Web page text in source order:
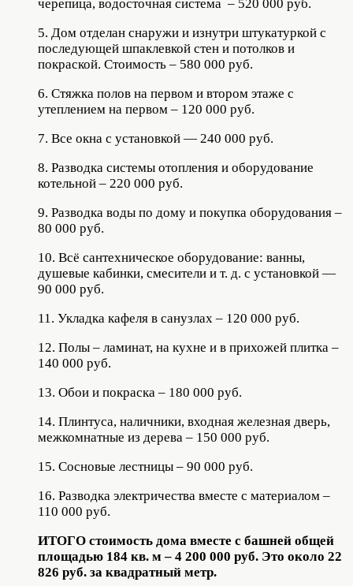
черепица, водосточная система – 520 000 руб.
5. Дом отделан снаружи и изнутри штукатуркой с
последующей шпаклевкой стен и потолков и
покраской. Стоимость – 580 000 руб.
6. Стяжка полов на первом и втором этаже с
утеплением на первом – 120 000 руб.
7. Все окна с установкой — 240 000 руб.
8. Разводка системы отопления и оборудование
котельной – 220 000 руб.
9. Разводка воды по дому и покупка оборудования –
80 000 руб.
10. Всё сантехническое оборудование: ванны,
душевые кабинки, смесители и т. д. с установкой —
90 000 руб.
11. Укладка кафеля в санузлах – 120 000 руб.
12. Полы – ламинат, на кухне и в прихожей плитка –
140 000 руб.
13. Обои и покраска – 180 000 руб.
14. Плинтуса, наличники, входная железная дверь,
межкомнатные из дерева – 150 000 руб.
15. Сосновые лестницы – 90 000 руб.
16. Разводка электричества вместе с материалом –
110 000 руб.
ИТОГО стоимость дома вместе с башней общей
площадью 184 кв. м – 4 200 000 руб. Это около 22
826 руб. за квадратный метр.